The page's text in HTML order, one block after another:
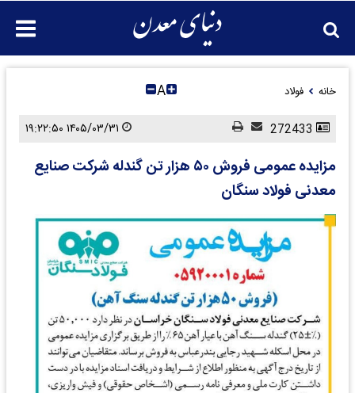
خانه فولاد A
مزایده‌ عمومی فروش ۵۰ هزار تن گندله شرکت صنایع
معدنی فولاد سنگان